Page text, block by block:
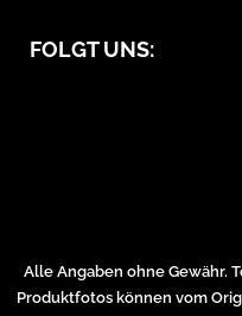
FOLGT UNS:
Alle Angaben ohne Gewähr.
Produktfotos können vom